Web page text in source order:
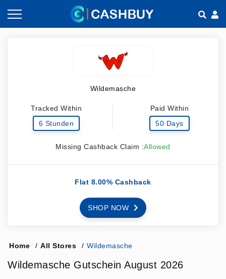
Wildemasche
Tracked Within
6 Stunden
Paid Within
50 Days
Missing Cashback Claim :Allowed
Flat 8.00% Cashback
SHOP NOW
Home / All Stores / Wildemasche
Wildemasche Gutschein August 2026
Häufig gestellte Fragen